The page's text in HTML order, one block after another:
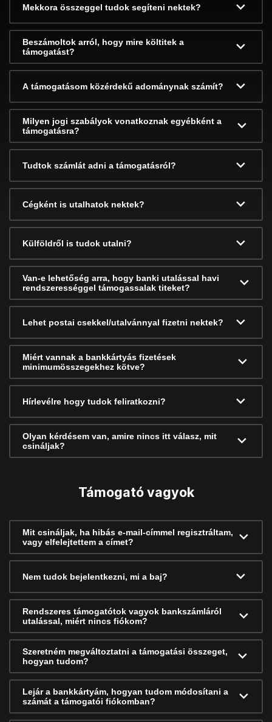
Mekkora összeggel tudok segíteni nektek?
Beszámoltok arról, hogy mire költitek a
támogatást?
A támogatásom közérdekű adománynak számít?
Milyen jogi szabályok vonatkoznak egyébként a
támogatásra?
Tudtok számlát adni a támogatásról?
Cégként is utalhatok nektek?
Külföldről is tudok utalni?
Van-e lehetőség arra, hogy banki utalással havi
rendszerességgel támogassalak titeket?
Lehet postai csekkel/utalvánnyal fizetni nektek?
Miért vannak a bankkártyás fizetések
minimumösszegekhez kötve?
Hírlevélre hogy tudok feliratkozni?
Olyan kérdésem van, amire nincs itt válasz, mit
csináljak?
Támogató vagyok
Mit csináljak, ha hibás e-mail-címmel regisztráltam,
vagy elfelejtettem a címet?
Nem tudok bejelentkezni, mi a baj?
Rendszeres támogatótok vagyok bankszámláról
utalással, miért nincs fiókom?
Szeretném megváltoztatni a támogatási összeget,
hogyan tudom?
Lejár a bankkártyám, hogyan tudom módosítani a
számát a támogatói fiókomban?